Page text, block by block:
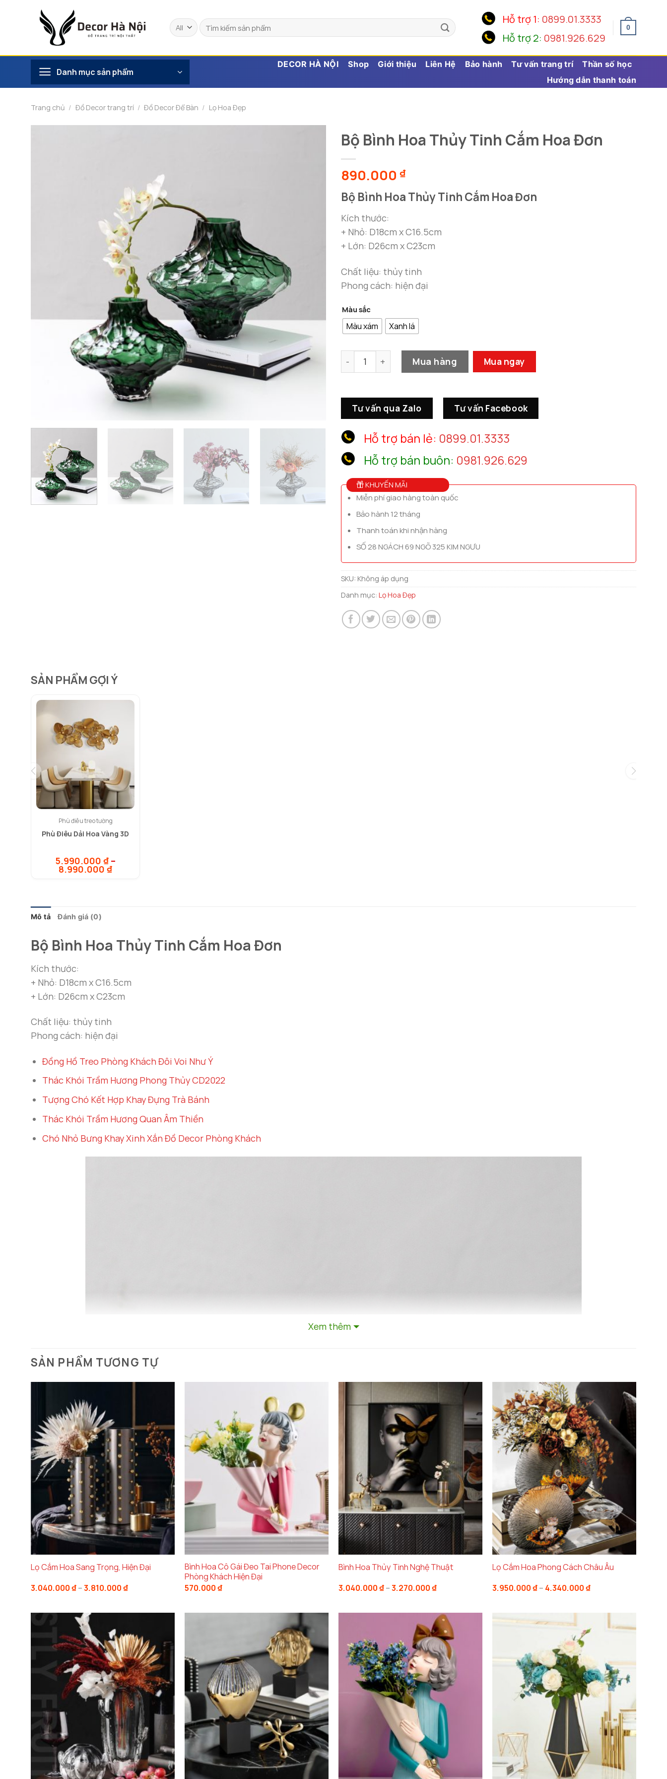
Tìm
kiếm:
Hỗ trợ 1: 0899.01.3333
Hỗ trợ 2: 0981.926.629
0
Danh mục sản phẩm
DECOR HÀ NỘI Shop Giới thiệu Liên Hệ Bảo hành Tư vấn trang trí
Thần số học
Hướng dẫn thanh toán
Trang chủ / Đồ Decor trang trí / Đồ Decor Để Bàn / Lọ Hoa Đẹp
Bộ Bình Hoa Thủy Tinh Cắm Hoa Đơn
890.000 ₫
Bộ Bình Hoa Thủy Tinh Cắm Hoa Đơn
Kích thước:
+ Nhỏ: D18cm x C16.5cm
+ Lớn: D26cm x C23cm
Chất liệu: thủy tinh
Phong cách: hiện đại
Màu sắc
Màu xám Xanh lá
Bộ Bình Hoa Thủy Tinh Cắm Hoa Đơn số lượng
Mua hàng Mua ngay
Tư vấn qua Zalo Tư vấn Facebook
Hỗ trợ bán lẻ: 0899.01.3333
Hỗ trợ bán buôn: 0981.926.629
KHUYẾN MÃI
Miễn phí giao hàng toàn quốc
Bảo hành 12 tháng
Thanh toán khi nhận hàng
SỐ 28 NGÁCH 69 NGÕ 325 KIM NGƯU
SKU: Không áp dụng
Danh mục: Lọ Hoa Đẹp
SẢN PHẨM GỢI Ý
Phù điêu treo tường
Phù Điêu Dải Hoa Vàng 3D
5.990.000 ₫ –
8.990.000 ₫Khoảng
Mô tả Đánh giá (0)
Bộ Bình Hoa Thủy Tinh Cắm Hoa Đơn
Kích thước:
+ Nhỏ: D18cm x C16.5cm
+ Lớn: D26cm x C23cm
Chất liệu: thủy tinh
Phong cách: hiện đại
Đồng Hồ Treo Phòng Khách Đôi Voi Như Ý
Thác Khói Trầm Hương Phong Thủy CD2022
Tượng Chó Kết Hợp Khay Đựng Trà Bánh
Thác Khói Trầm Hương Quan Âm Thiền
Chó Nhỏ Bưng Khay Xinh Xắn Đồ Decor Phòng Khách
Xem thêm
SẢN PHẨM TƯƠNG TỰ
Lọ Cắm Hoa Sang Trọng, Hiện Đại
3.040.000₫–3.810.000₫Khoảng
3.040.000 ₫
Bình Hoa Cô Gái Đeo Tai Phone Decor
Phòng Khách Hiện Đại
570.000₫
Bình Hoa Thủy Tinh Nghệ Thuật
3.040.000₫–3.270.000₫Khoảng
3.040.000 ₫
đến
3.270.000 ₫
Lọ Cắm Hoa Phong Cách Châu Âu
3.950.000₫– 4.340.000₫Khoảng
3.950.000 ₫
4.340.000 ₫